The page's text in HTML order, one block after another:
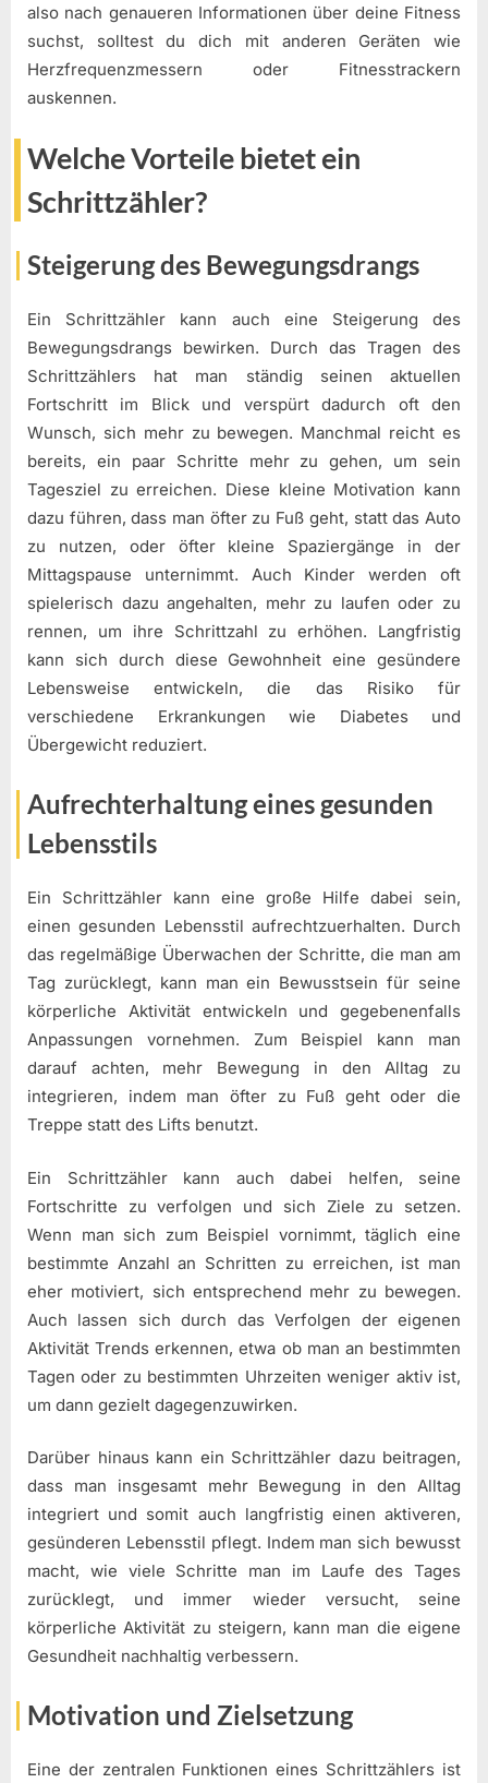
also nach genaueren Informationen über deine Fitness
suchst, solltest du dich mit anderen Geräten wie
Herzfrequenzmessern oder Fitnesstrackern
auskennen.
Welche Vorteile bietet ein
Schrittzähler?
Steigerung des Bewegungsdrangs
Ein Schrittzähler kann auch eine Steigerung des
Bewegungsdrangs bewirken. Durch das Tragen des
Schrittzählers hat man ständig seinen aktuellen
Fortschritt im Blick und verspürt dadurch oft den
Wunsch, sich mehr zu bewegen. Manchmal reicht es
bereits, ein paar Schritte mehr zu gehen, um sein
Tagesziel zu erreichen. Diese kleine Motivation kann
dazu führen, dass man öfter zu Fuß geht, statt das Auto
zu nutzen, oder öfter kleine Spaziergänge in der
Mittagspause unternimmt. Auch Kinder werden oft
spielerisch dazu angehalten, mehr zu laufen oder zu
rennen, um ihre Schrittzahl zu erhöhen. Langfristig
kann sich durch diese Gewohnheit eine gesündere
Lebensweise entwickeln, die das Risiko für
verschiedene Erkrankungen wie Diabetes und
Übergewicht reduziert.
Aufrechterhaltung eines gesunden
Lebensstils
Ein Schrittzähler kann eine große Hilfe dabei sein,
einen gesunden Lebensstil aufrechtzuerhalten. Durch
das regelmäßige Überwachen der Schritte, die man am
Tag zurücklegt, kann man ein Bewusstsein für seine
körperliche Aktivität entwickeln und gegebenenfalls
Anpassungen vornehmen. Zum Beispiel kann man
darauf achten, mehr Bewegung in den Alltag zu
integrieren, indem man öfter zu Fuß geht oder die
Treppe statt des Lifts benutzt.
Ein Schrittzähler kann auch dabei helfen, seine
Fortschritte zu verfolgen und sich Ziele zu setzen.
Wenn man sich zum Beispiel vornimmt, täglich eine
bestimmte Anzahl an Schritten zu erreichen, ist man
eher motiviert, sich entsprechend mehr zu bewegen.
Auch lassen sich durch das Verfolgen der eigenen
Aktivität Trends erkennen, etwa ob man an bestimmten
Tagen oder zu bestimmten Uhrzeiten weniger aktiv ist,
um dann gezielt dagegenzuwirken.
Darüber hinaus kann ein Schrittzähler dazu beitragen,
dass man insgesamt mehr Bewegung in den Alltag
integriert und somit auch langfristig einen aktiveren,
gesünderen Lebensstil pflegt. Indem man sich bewusst
macht, wie viele Schritte man im Laufe des Tages
zurücklegt, und immer wieder versucht, seine
körperliche Aktivität zu steigern, kann man die eigene
Gesundheit nachhaltig verbessern.
Motivation und Zielsetzung
Eine der zentralen Funktionen eines Schrittzählers ist